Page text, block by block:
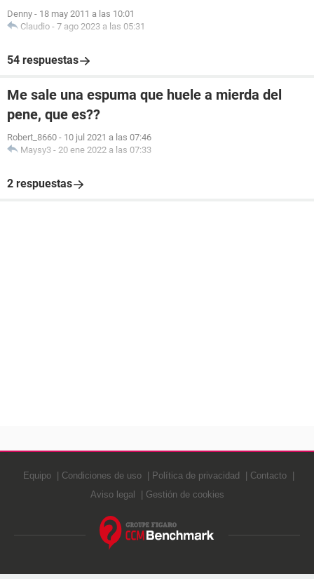
Denny - 18 may 2011 a las 10:01
Claudio - 7 ago 2023 a las 05:31
54 respuestas
Me sale una espuma que huele a mierda del
pene, que es??
Robert_8660 - 10 jul 2021 a las 07:46
Maysy3 - 20 ene 2022 a las 07:33
2 respuestas
Equipo Condiciones de uso Política de privacidad
Contacto
Aviso legal
Gestión de cookies